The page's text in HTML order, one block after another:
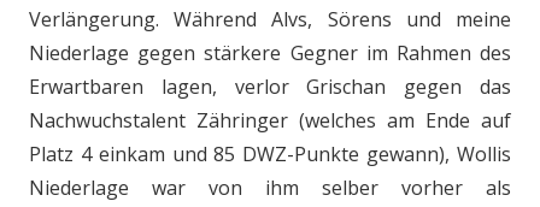
Verlängerung. Während Alvs, Sörens und meine
Niederlage gegen stärkere Gegner im Rahmen des
Erwartbaren lagen, verlor Grischan gegen das
Nachwuchstalent Zähringer (welches am Ende auf
Platz 4 einkam und 85 DWZ-Punkte gewann), Wollis
Niederlage war von ihm selber vorher als